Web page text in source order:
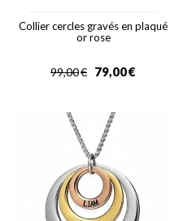
Collier cercles gravés en plaqué
or rose
€
99,00 €
79,00